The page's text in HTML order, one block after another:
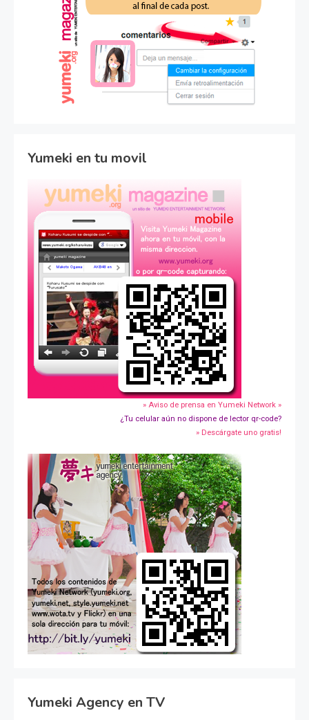
Yumeki en tu movil
» Aviso de prensa en Yumeki Network »
¿Tu celular aún no dispone de lector qr-code?
» Descárgate uno gratis!
Yumeki Agency en TV